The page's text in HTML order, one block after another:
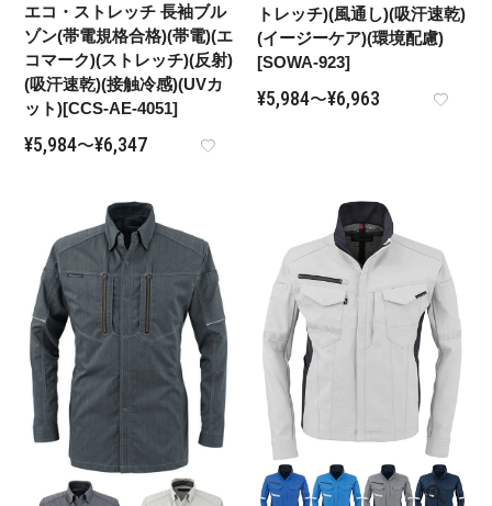
エコ・ストレッチ 長袖ブル
ゾン(帯電規格合格)(帯電)(エ
コマーク)(ストレッチ)(反射)
(吸汗速乾)(接触冷感)(UVカ
ット)[CCS-AE-4051]
¥5,984〜¥6,347
トレッチ)(風通し)(吸汗速乾)
(イージーケア)(環境配慮)
[SOWA-923]
¥5,984〜¥6,963